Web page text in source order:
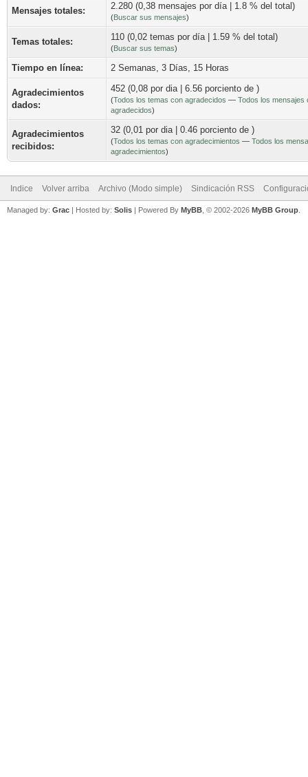
Mensajes totales: 2.280 (0,38 mensajes por día | 1.8 % del total)
(Buscar sus mensajes)
Temas totales: 110 (0,02 temas por día | 1.59 % del total)
(Buscar sus temas)
Tiempo en línea: 2 Semanas, 3 Días, 15 Horas
Agradecimientos
dados:
452 (0,08 por dia | 6.56 porciento de )
(Todos los temas con agradecidos — Todos los mensajes
agradecidos)
Agradecimientos
recibidos:
32 (0,01 por dia | 0.46 porciento de )
(Todos los temas con agradecimientos — Todos los
agradecimientos)
Indice Volver arriba Archivo (Modo simple) Sindicación RSS
Managed by: Grac | Hosted by: Solis | Powered By MyBB , © 2002-2026 MyBB Group